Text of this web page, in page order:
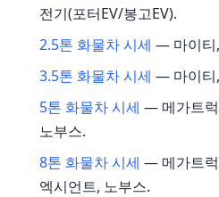
전기(포터EV/봉고EV).
2.5톤 화물차 시세 — 마이티
3.5톤 화물차 시세 — 마이티,
5톤 화물차 시세 — 메가트럭
노부스.
8톤 화물차 시세 — 메가트
엑시언트, 노부스.